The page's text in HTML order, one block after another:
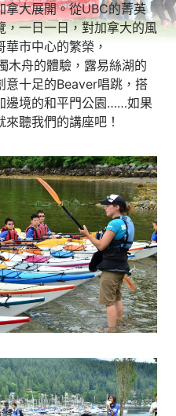
拿大展開。從UBC的菁英
，一日一日，對加拿大的風
市中心的繁榮，
木舟的體驗，露易絲湖的
意十足的Beaver唱跳，搭
邊境的和平門公園……如果
聽我們的講座吧！